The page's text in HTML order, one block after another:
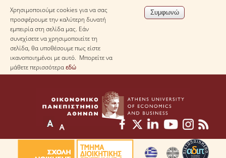
Χρησιμοποιούμε cookies για να σας
προσφέρουμε την καλύτερη δυνατή
εμπειρία στη σελίδα μας. Εάν
συνεχίσετε να χρησιμοποιείτε τη
σελίδα, θα υποθέσουμε πως είστε
ικανοποιημένοι με αυτό. Μπορείτε να
μάθετε περισσότεραεδώ